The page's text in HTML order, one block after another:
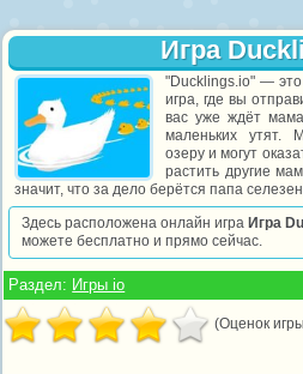
Игра
"Ducklings.io" — это
игра, где вы
вас уже ждёт
маленьких утят.
озеру и могут
растить другие
значит, что за дело берётся папа
Здесь расположена онлайн игра Игра
можете бесплатно и прямо сейчас.
Раздел: Игры io
(Оценок